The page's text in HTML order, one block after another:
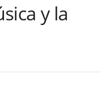
y la